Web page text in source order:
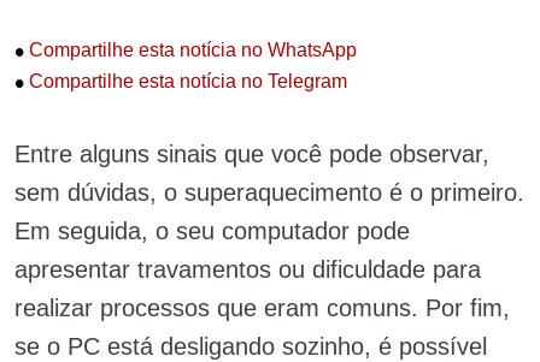
• Compartilhe esta notícia no WhatsApp
• Compartilhe esta notícia no Telegram
Entre alguns sinais que você pode observar,
sem dúvidas, o superaquecimento é o primeiro.
Em seguida, o seu computador pode
apresentar travamentos ou dificuldade para
realizar processos que eram comuns. Por fim,
se o PC está desligando sozinho, é possível